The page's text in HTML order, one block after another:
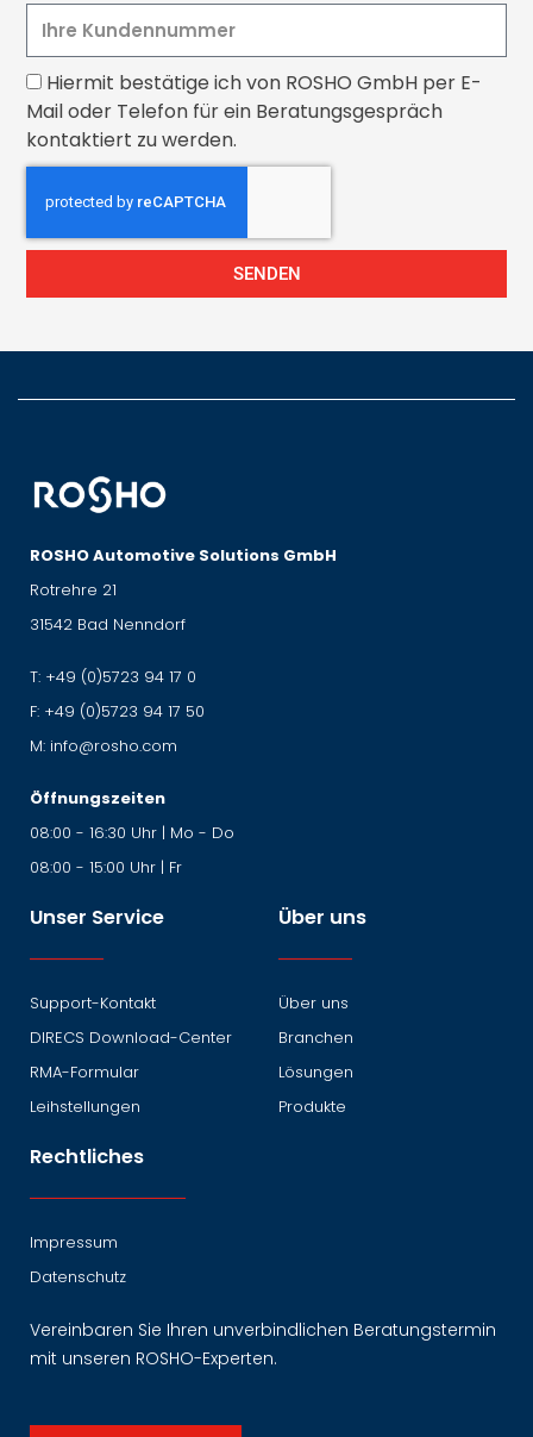
Hiermit bestätige ich von ROSHO GmbH per E-
Mail oder Telefon für ein Beratungsgespräch
kontaktiert zu werden.
SENDEN
ROSHO Automotive Solutions GmbH
Rotrehre 21
31542 Bad Nenndorf
T: +49 (0)5723 94 17 0
F: +49 (0)5723 94 17 50
M: info@rosho.com
Öffnungszeiten
08:00 - 16:30 Uhr | Mo - Do
08:00 - 15:00 Uhr | Fr
Unser Service
Support-Kontakt
DIRECS Download-Center
RMA-Formular
Leihstellungen
Über uns
Über uns
Branchen
Lösungen
Produkte
Rechtliches
Impressum
Datenschutz
Vereinbaren Sie Ihren unverbindlichen Beratungstermin
mit unseren ROSHO-Experten.